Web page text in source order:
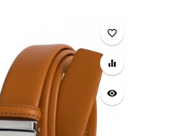
favorite_border
equalizer
visibility